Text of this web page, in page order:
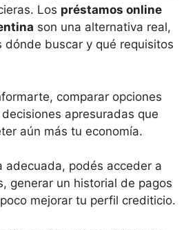
Los préstamos online
son una alternativa real,
dónde buscar y qué requisitos
comparar opciones
apresuradas que
aún más tu economía.
adecuada, podés acceder a
generar un historial de pagos
mejorar tu perfil crediticio.